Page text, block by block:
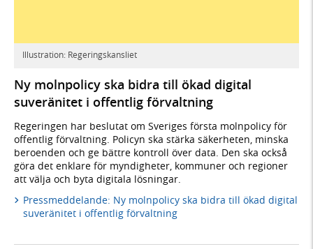
Illustration: Regeringskansliet
Ny molnpolicy ska bidra till ökad digital
suveränitet i offentlig förvaltning
Regeringen har beslutat om Sveriges första molnpolicy för
offentlig förvaltning. Policyn ska stärka säkerheten, minska
beroenden och ge bättre kontroll över data. Den ska också
göra det enklare för myndigheter, kommuner och regioner
att välja och byta digitala lösningar.
Pressmeddelande: Ny molnpolicy ska bidra till ökad digital
suveränitet i offentlig förvaltning